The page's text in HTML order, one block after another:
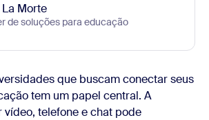
La Morte
de soluções para educação
que buscam conectar seus
tem um papel central. A
telefone e chat pode